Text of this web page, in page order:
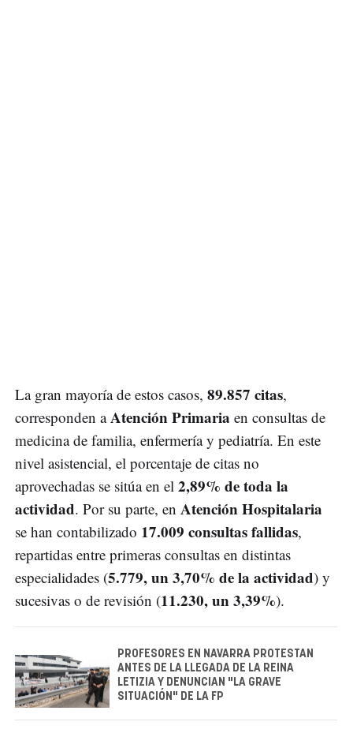
La gran mayoría de estos casos, 89.857 citas,
corresponden aAtención Primaria en consultas de
medicina de familia, enfermería y pediatría. En este
nivel asistencial, el porcentaje de citas no
aprovechadas se sitúa en el 2,89% de toda la
actividad. Por su parte, en Atención Hospitalaria
se han contabilizado 17.009 consultas fallidas,
repartidas entre primeras consultas en distintas
especialidades (5.779, un 3,70% de la actividad) y
sucesivas o de revisión (11.230, un 3,39%).
PROFESORES EN NAVARRA PROTESTAN
ANTES DE LA LLEGADA DE LA REINA
LETIZIA Y DENUNCIAN "LA GRAVE
SITUACIÓN" DE LA FP